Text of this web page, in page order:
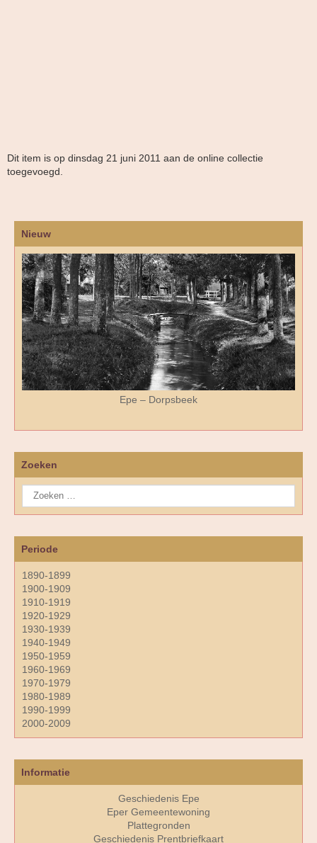
Dit item is op dinsdag 21 juni 2011 aan de online collectie
toegevoegd.
Nieuw
Epe – Dorpsbeek
Zoeken
Periode
1890-1899
1900-1909
1910-1919
1920-1929
1930-1939
1940-1949
1950-1959
1960-1969
1970-1979
1980-1989
1990-1999
2000-2009
Informatie
Geschiedenis Epe
Eper Gemeentewoning
Plattegronden
Geschiedenis Prentbriefkaart